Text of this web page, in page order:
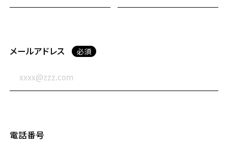
採用情報
メールアドレス 必須
電話番号